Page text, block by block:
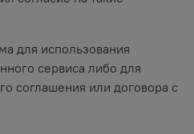
для использования
сервиса либо для
соглашения или договора с